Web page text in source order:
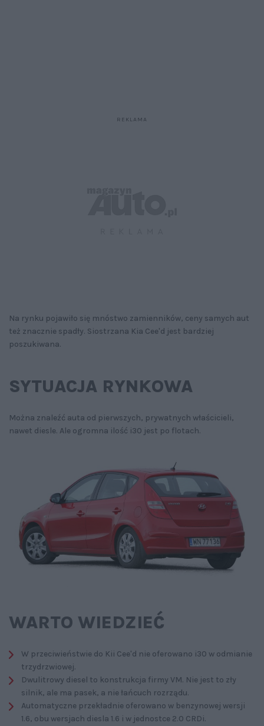
Na rynku pojawiło się mnóstwo zamienników, ceny samych aut
też znacznie spadły. Siostrzana Kia Cee'd jest bardziej
poszukiwana.
SYTUACJA RYNKOWA
Można znaleźć auta od pierwszych, prywatnych właścicieli,
nawet diesle. Ale ogromna ilość i30 jest po flotach.
WARTO WIEDZIEĆ
W przeciwieństwie do Kii Cee'd nie oferowano i30 w odmianie
trzydrzwiowej.
Dwulitrowy diesel to konstrukcja firmy VM. Nie jest to zły
silnik, ale ma pasek, a nie łańcuch rozrządu.
Automatyczne przekładnie oferowano w benzynowej wersji
1.6, obu wersjach diesla 1.6 i w jednostce 2.0 CRDi.